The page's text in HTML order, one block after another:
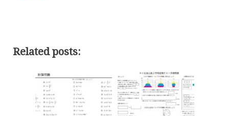
Related posts: